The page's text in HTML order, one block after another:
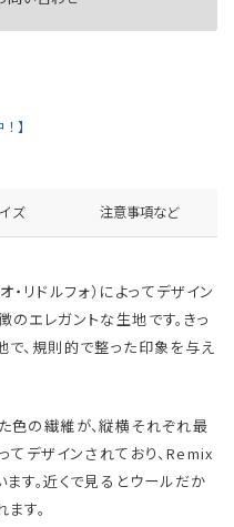
】
ズ 注意事項など
リドルフォ）によってデザイン
エレガントな生地です。きっ
、規則的で整った印象を与え
色の繊維が、縦横それぞれ最
てデザインされており、Remix
す。近くで見るとウールだか
す。